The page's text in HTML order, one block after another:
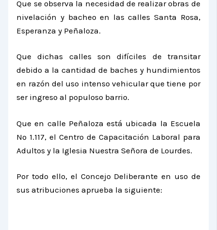
Que se observa la necesidad de realizar obras de
nivelación y bacheo en las calles Santa Rosa,
Esperanza y Peñaloza.
Que dichas calles son difíciles de transitar
debido a la cantidad de baches y hundimientos
en razón del uso intenso vehicular que tiene por
ser ingreso al populoso barrio.
Que en calle Peñaloza está ubicada la Escuela
Nº 1.117, el Centro de Capacitación Laboral para
Adultos y la Iglesia Nuestra Señora de Lourdes.
Por todo ello, el Concejo Deliberante en uso de
sus atribuciones aprueba la siguiente: